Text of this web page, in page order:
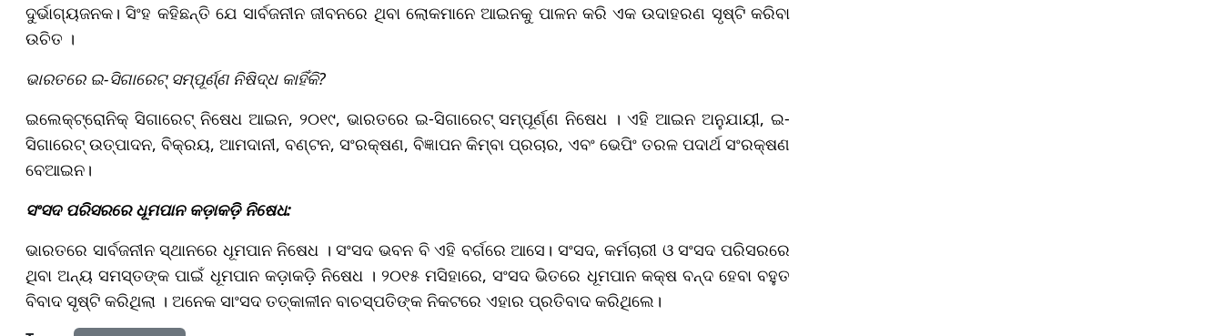
ଦୁର୍ଭାଗ୍ୟଜନକ। ସିଂହ କହିଛନ୍ତି ଯେ ସାର୍ବଜନୀନ ଜୀବନରେ ଥିବା ଲୋକମାନେ ଆଇନକୁ ପାଳନ କରି ଏକ ଉଦାହରଣ ସୃଷ୍ଟି କରିବା
ଉଚିତ ।
ଭାରତରେ ଇ-ସିଗାରେଟ୍ ସମ୍ପୂର୍ଣ୍ଣ ନିଷିଦ୍ଧ କାହିଁକି?
ଇଲେକ୍ଟ୍ରୋନିକ୍ ସିଗାରେଟ୍ ନିଷେଧ ଆଇନ, ୨୦୧୯, ଭାରତରେ ଇ-ସିଗାରେଟ୍ ସମ୍ପୂର୍ଣ୍ଣ ନିଷେଧ । ଏହି ଆଇନ ଅନୁଯାୟୀ, ଇ-
ସିଗାରେଟ୍ ଉତ୍ପାଦନ, ବିକ୍ରୟ, ଆମଦାନୀ, ବଣ୍ଟନ, ସଂରକ୍ଷଣ, ବିଜ୍ଞାପନ କିମ୍ବା ପ୍ରଚାର, ଏବଂ ଭେପିଂ ତରଳ ପଦାର୍ଥ ସଂରକ୍ଷଣ
ବେଆଇନ।
ସଂସଦ ପରିସରରେ ଧୂମପାନ କଡ଼ାକଡ଼ି ନିଷେଧ:
ଭାରତରେ ସାର୍ବଜନୀନ ସ୍ଥାନରେ ଧୂମପାନ ନିଷେଧ । ସଂସଦ ଭବନ ବି ଏହି ବର୍ଗରେ ଆସେ। ସଂସଦ, କର୍ମଚାରୀ ଓ ସଂସଦ ପରିସରରେ
ଥିବା ଅନ୍ୟ ସମସ୍ତଙ୍କ ପାଇଁ ଧୂମପାନ କଡ଼ାକଡ଼ି ନିଷେଧ । ୨୦୧୫ ମସିହାରେ, ସଂସଦ ଭିତରେ ଧୂମପାନ କକ୍ଷ ବନ୍ଦ ହେବା ବହୁତ
ବିବାଦ ସୃଷ୍ଟି କରିଥିଲା । ଅନେକ ସାଂସଦ ତତ୍କାଳୀନ ବାଚସ୍ପତିଙ୍କ ନିକଟରେ ଏହାର ପ୍ରତିବାଦ କରିଥିଲେ।